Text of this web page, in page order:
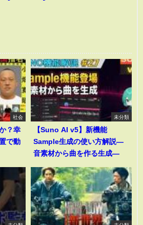
社会
？幸
で動
未分類
【Suno AI v5】新機能
Sample生成の使い方解説―
音素材から曲を作る生成―